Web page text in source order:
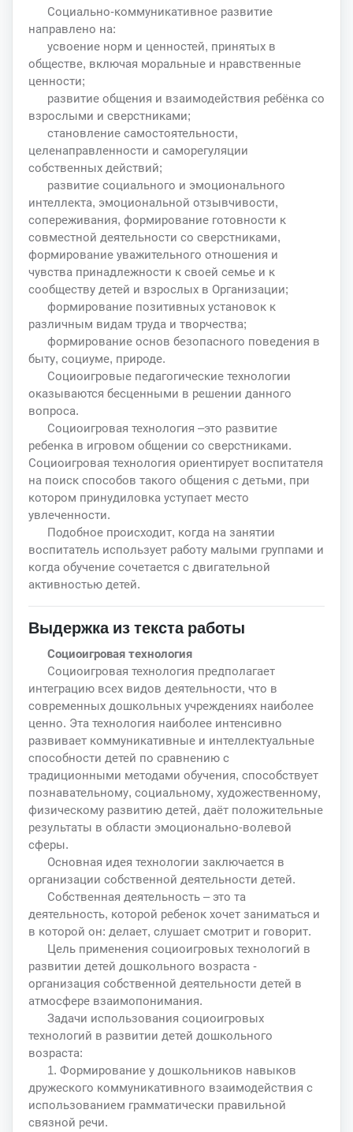
Социально-коммуникативное развитие
направлено на:
усвоение норм и ценностей, принятых в
обществе, включая моральные и нравственные
ценности;
развитие общения и взаимодействия ребёнка со
взрослыми и сверстниками;
становление самостоятельности,
целенаправленности и саморегуляции
собственных действий;
развитие социального и эмоционального
интеллекта, эмоциональной отзывчивости,
сопереживания, формирование готовности к
совместной деятельности со сверстниками,
формирование уважительного отношения и
чувства принадлежности к своей семье и к
сообществу детей и взрослых в Организации;
формирование позитивных установок к
различным видам труда и творчества;
формирование основ безопасного поведения в
быту, социуме, природе.
Социоигровые педагогические технологии
оказываются бесценными в решении данного
вопроса.
Социоигровая технология –это развитие
ребенка в игровом общении со сверстниками.
Социоигровая технология ориентирует воспитателя
на поиск способов такого общения с детьми, при
котором принудиловка уступает место
увлеченности.
Подобное происходит, когда на занятии
воспитатель использует работу малыми группами и
когда обучение сочетается с двигательной
активностью детей.
Выдержка из текста работы
Социоигровая технология
Социоигровая технология предполагает
интеграцию всех видов деятельности, что в
современных дошкольных учреждениях наиболее
ценно. Эта технология наиболее интенсивно
развивает коммуникативные и интеллектуальные
способности детей по сравнению с
традиционными методами обучения, способствует
познавательному, социальному, художественному,
физическому развитию детей, даёт положительные
результаты в области эмоционально-волевой
сферы.
Основная идея технологии заключается в
организации собственной деятельности детей.
Собственная деятельность – это та
деятельность, которой ребенок хочет заниматься и
в которой он: делает, слушает смотрит и говорит.
Цель применения социоигровых технологий в
развитии детей дошкольного возраста -
организация собственной деятельности детей в
атмосфере взаимопонимания.
Задачи использования социоигровых
технологий в развитии детей дошкольного
возраста:
1. Формирование у дошкольников навыков
дружеского коммуникативного взаимодействия с
использованием грамматически правильной
связной речи.